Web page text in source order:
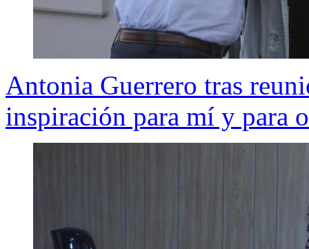
Antonia Guerrero tras
inspiración para mí y para